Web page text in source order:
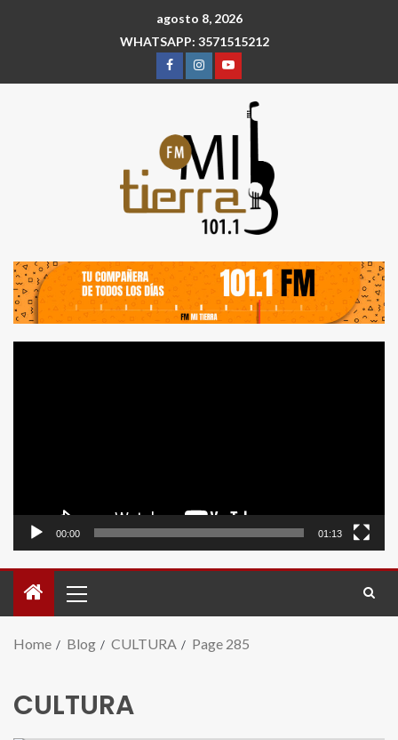
agosto 8, 2026
WHATSAPP: 3571515212
00:00 01:13
Home Blog CULTURA Page 285
CULTURA